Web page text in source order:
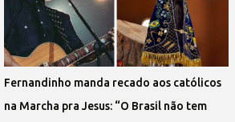
Fernandinho manda recado aos católicos
na Marcha pra Jesus: “O Brasil não tem